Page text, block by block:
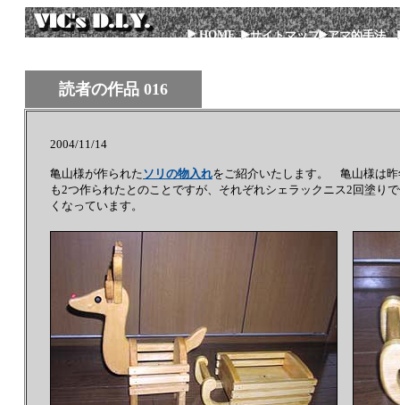
HOME サイトマップ アマ的手法
読者の作品 016
2004/11/14
亀山様が作られたソリの物入れをご紹介いたします。 亀山様は
も2つ作られたとのことですが、それぞれシェラックニス2回塗り
くなっています。